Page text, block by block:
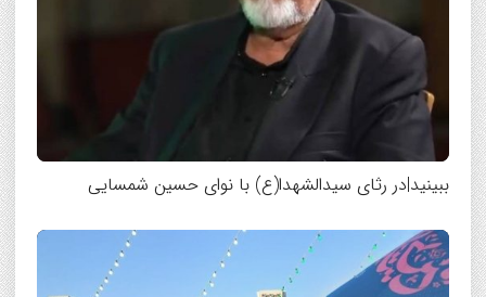
ببینید|در رثای سیدالشهدا(ع) با نوای حسین شمسایی